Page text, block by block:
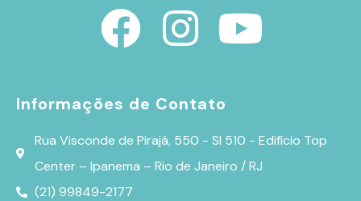
Informações de Contato
Rua Visconde de Pirajá, 550 - Sl 510 - Edifício Top
Center – Ipanema – Rio de Janeiro / RJ
(21) 99849-2177